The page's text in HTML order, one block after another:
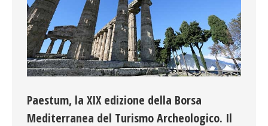
Paestum, la XIX edizione della Borsa
Mediterranea del Turismo Archeologico. Il